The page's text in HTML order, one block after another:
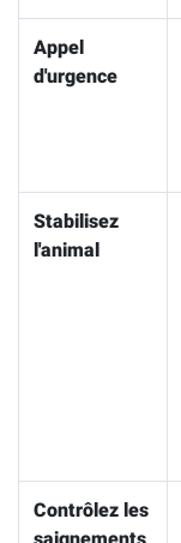
Appel
d'urgence
Stabilisez
l'animal
Contrôlez les